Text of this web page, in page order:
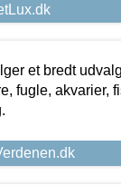
et bredt
fugle, akvarier,